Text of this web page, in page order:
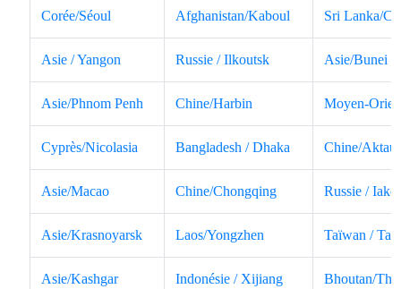
Corée/Séoul Afghanistan/Kaboul Sri Lanka/
Asie / Yangon Russie / Ilkoutsk Asie/Bunei
Asie/Phnom Penh Chine/Harbin Moyen-
Cyprès/Nicolasia Bangladesh / Dhaka Chine/Aktau
Asie/Macao Chine/Chongqing Russie /
Asie/Krasnoyarsk Laos/Yongzhen Taïwan /
Asie/Kashgar Indonésie / Xijiang Bhoutan/